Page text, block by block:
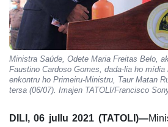
Ministra Saúde, Odete Maria Freitas Belo,
Faustino Cardoso Gomes, dada-lia ho
enkontru ho Primeiru-Ministru, Taur Matan
tersa (06/07). Imajen TATOLI/Francisco
DILI, 06 jullu 2021 (TATOLI)—